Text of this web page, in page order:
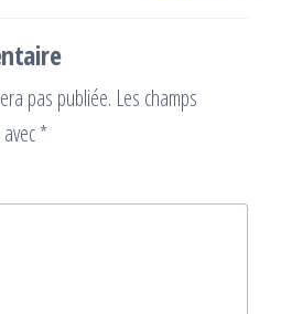
pas publiée. Les champs
*